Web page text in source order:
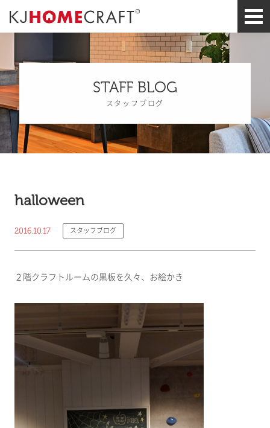
STAFF BLOG
スタッフブログ
halloween
2016.10.17 スタッフブログ
２階クラフトルームの黒板を久々、お絵かき